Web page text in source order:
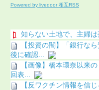
Powered by livedoor 相互RSS
知らない土地で、主婦は
【投資の闇】「銀行な
後に確認...
【画像】橋本環奈以来
回表...
【反ワクチン情報を信